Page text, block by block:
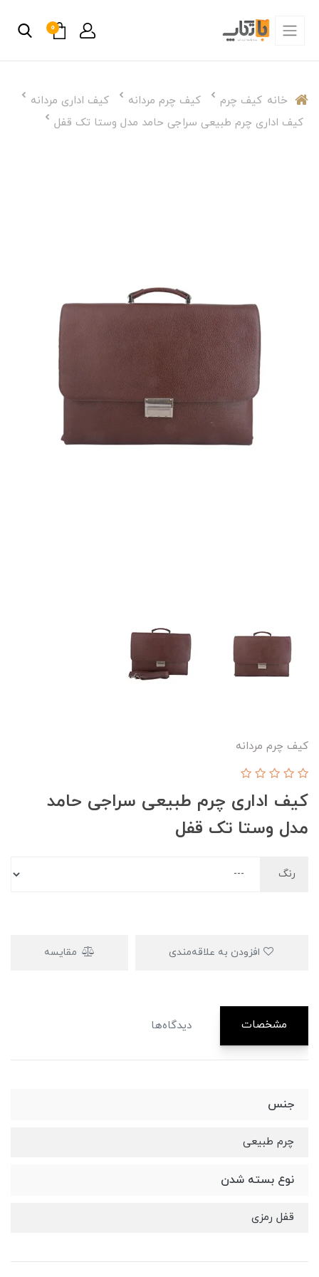
0
خانه کیف چرم کیف چرم مردانه
کیف اداری مردانه
کیف اداری چرم طبیعی سراجی حامد مدل وستا تک قفل
کیف چرم مردانه
کیف اداری چرم طبیعی سراجی حامد
مدل وستا تک قفل
رنگ
مقایسه
مشخصات دیدگاه‌ها
جنس
چرم طبیعی
نوع بسته شدن
قفل رمزی